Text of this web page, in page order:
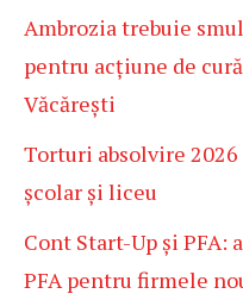
Ambrozia trebuie
pentru acțiune de
Văcărești
Torturi absolvire
școlar și liceu
Cont Start-Up și PFA:
PFA pentru firmele